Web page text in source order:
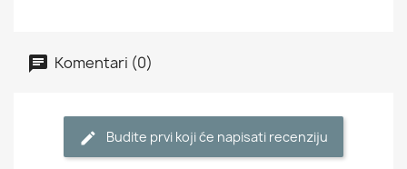
Komentari (0)
Budite prvi koji će napisati recenziju